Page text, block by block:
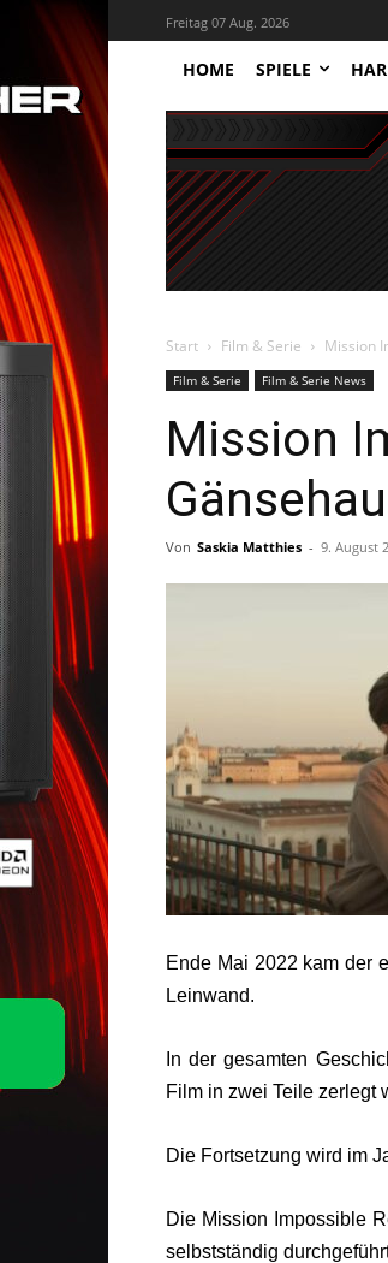
Freitag 07 Aug. 2026
HOME SPIELE
Start Film & Serie Mission
Film & Serie Film & Serie News
Mission
Von Saskia Matthies - 9. August
Ende Mai 2022 kam der
Leinwand.
In der gesamten
Film in zwei Teile zerlegt
Die Fortsetzung wird im
Die Mission Impossible
selbstständig